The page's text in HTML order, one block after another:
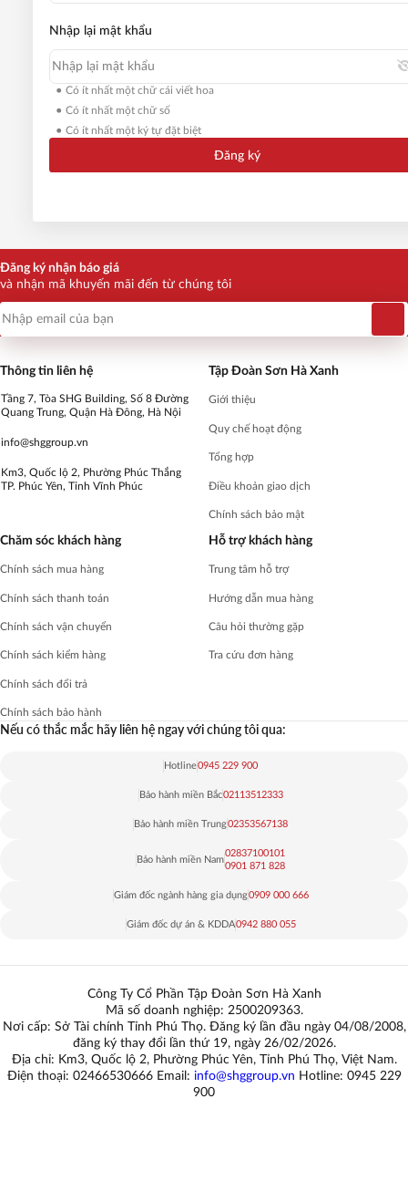
Nhập lại mật khẩu
Có ít nhất một chữ cái viết hoa
Có ít nhất một chữ số
Có ít nhất một ký tự đặt biệt
Đăng ký
Đăng ký nhận báo giá
và nhận mã khuyến mãi đến từ chúng tôi
Thông tin liên hệ
Tầng 7, Tòa SHG Building, Số 8 Đường
Quang Trung, Quận Hà Đông, Hà Nội
info@shggroup.vn
Km3, Quốc lộ 2, Phường Phúc Thắng
TP. Phúc Yên, Tỉnh Vĩnh Phúc
Tập Đoàn Sơn Hà Xanh
Giới thiệu
Quy chế hoạt động
Tổng hợp
Điều khoản giao dịch
Chính sách bảo mật
Chăm sóc khách hàng
Chính sách mua hàng
Chính sách thanh toán
Chính sách vận chuyển
Chính sách kiểm hàng
Chính sách đổi trả
Chính sách bảo hành
Hỗ trợ khách hàng
Trung tâm hỗ trợ
Hướng dẫn mua hàng
Câu hỏi thường gặp
Tra cứu đơn hàng
Nếu có thắc mắc hãy liên hệ ngay với chúng tôi qua:
Hotline0945 229 900
Bảo hành miền Bắc02113512333
Bảo hành miền Trung02353567138
Bảo hành miền Nam
02837100101
0901 871 828
Giám đốc ngành hàng gia dụng0909 000 666
Giám đốc dự án & KDDA0942 880 055
Công Ty Cổ Phần Tập Đoàn Sơn Hà Xanh
Mã số doanh nghiệp: 2500209363.
Nơi cấp: Sở Tài chính Tỉnh Phú Thọ. Đăng ký lần đầu ngày 04/08/2008,
đăng ký thay đổi lần thứ 19, ngày 26/02/2026.
Địa chỉ: Km3, Quốc lộ 2, Phường Phúc Yên, Tỉnh Phú Thọ, Việt Nam.
Điện thoại: 02466530666 Email: info@shggroup.vn Hotline: 0945 229
900